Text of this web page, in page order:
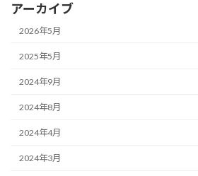
アーカイブ
2026年5月
2025年5月
2024年9月
2024年8月
2024年4月
2024年3月